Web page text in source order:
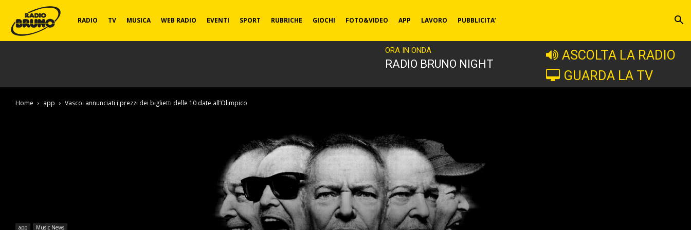
Radio
RADIO TV MUSICA WEB RADIO EVENTI SPORT RUBRICHE GIOCHI FOTO&VIDEO APP LAVORO PUBBLICITA’
ORA IN ONDA
RADIO BRUNO NIGHT
ASCOLTA LA RADIO
GUARDA LA TV
Home app Vasco: annunciati i prezzi dei biglietti delle 10 date all’Olimpico
app Music News